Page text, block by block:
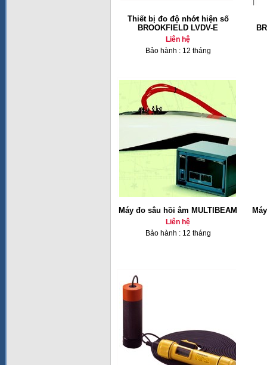
Thiết bị đo độ nhớt hiện số
BROOKFIELD LVDV-E
Liên hệ
Bảo hành : 12 tháng
Máy đo sâu hồi âm MULTIBEAM
Liên hệ
Bảo hành : 12 tháng